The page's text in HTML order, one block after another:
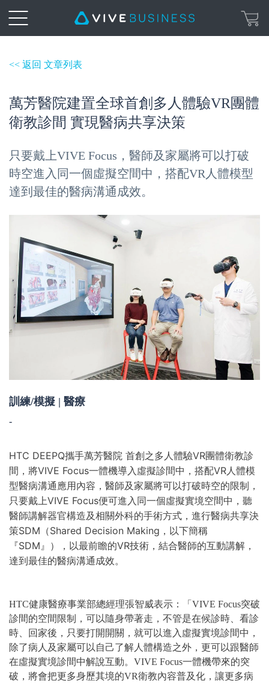
<< 返回 文章列表
萬芳醫院建置全球首創多人體驗VR團體
衛教診間 實現醫病共享決策
只要戴上VIVE Focus，醫師及家屬將可以打破
時空進入同一個虛擬空間中，搭配VR人體模型
達到最佳的醫病溝通成效。
訓練/模擬 | 醫療
-
HTC DEEPQ攜手萬芳醫院 首創之多人體驗VR團體衛教診
間，將VIVE Focus一體機導入虛擬診間中，搭配VR人體模
型醫病溝通應用內容，醫師及家屬將可以打破時空的限制，
只要戴上VIVE Focus便可進入同一個虛擬實境空間中，聽
醫師講解器官構造及相關外科的手術方式，進行醫病共享決
策SDM（Shared Decision Making，以下簡稱
『SDM』），以最前瞻的VR技術，結合醫師的互動講解，
達到最佳的醫病溝通成效。
HTC健康醫療事業部總經理張智威表示：「VIVE Focus突破
診間的空間限制，可以隨身帶著走，不管是在候診時、看診
時、回家後，只要打開開關，就可以進入虛擬實境診間中，
除了病人及家屬可以自己了解人體構造之外，更可以跟醫師
在虛擬實境診間中解說互動。VIVE Focus一體機帶來的突
破，將會把更多身歷其境的VR衛教內容普及化，讓更多病